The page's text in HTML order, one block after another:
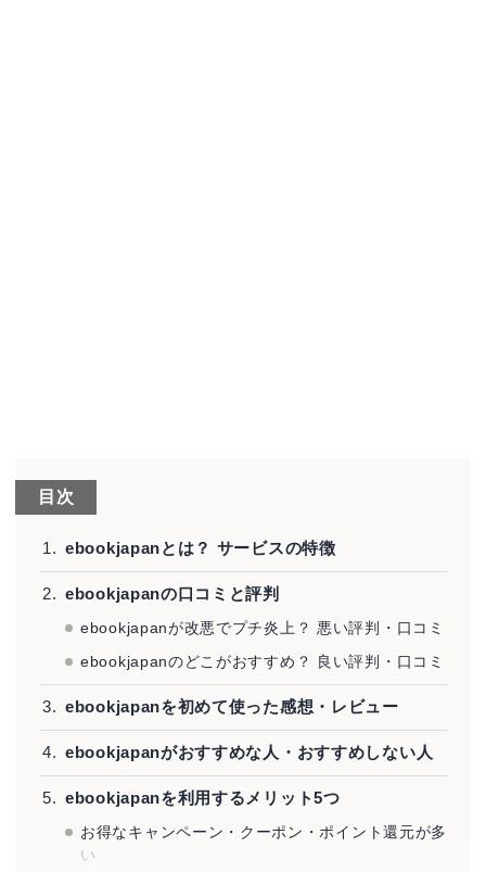
目次
ebookjapanとは？ サービスの特徴
ebookjapanの口コミと評判
ebookjapanが改悪でプチ炎上？ 悪い評判・口コミ
ebookjapanのどこがおすすめ？ 良い評判・口コミ
ebookjapanを初めて使った感想・レビュー
ebookjapanがおすすめな人・おすすめしない人
ebookjapanを利用するメリット5つ
お得なキャンペーン・クーポン・ポイント還元が多
い